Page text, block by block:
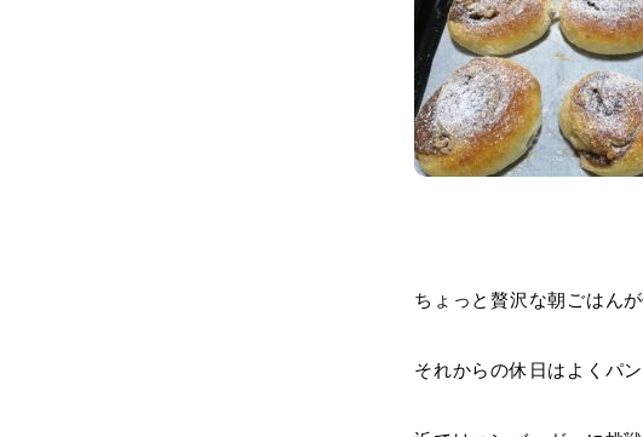
ちょっと贅沢な朝ごはん
それからの休日はよくパ